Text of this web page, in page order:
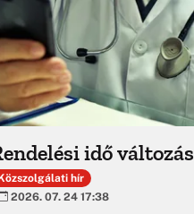
idő változás
hír
2026. 07. 24 17:38